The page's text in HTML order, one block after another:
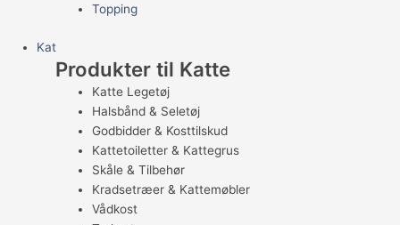
Topping
Kat
Produkter til Katte
Katte Legetøj
Halsbånd & Seletøj
Godbidder & Kosttilskud
Kattetoiletter & Kattegrus
Skåle & Tilbehør
Kradsetræer & Kattemøbler
Vådkost